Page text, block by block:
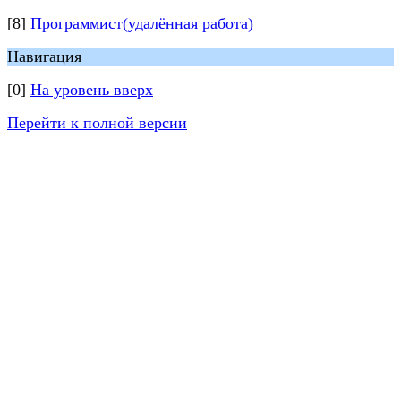
[8] Программист(удалённая работа)
Навигация
[0] На уровень вверх
Перейти к полной версии